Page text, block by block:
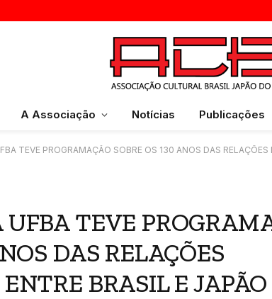
A Associação Notícias Publicações
TEVE PROGRAMAÇÃO SOBRE OS 130 ANOS DAS
UFBA TEVE
DAS RELAÇÕES
BRASIL E JAPÃO